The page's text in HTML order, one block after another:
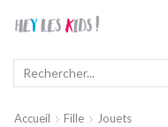
Accueil Fille Jouets